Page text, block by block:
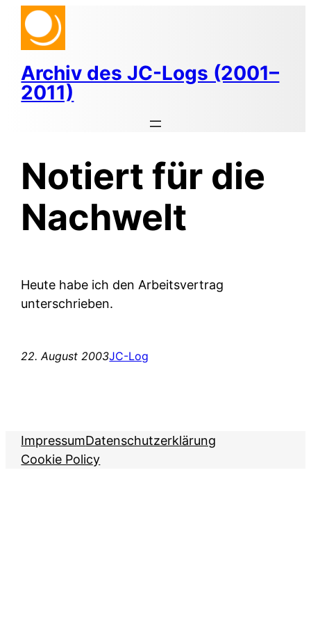
Zum
Inhalt
springen
Archiv des JC-Logs (2001–
2011)
Notiert für die
Nachwelt
Heute habe ich den Arbeitsvertrag
unterschrieben.
22. August 2003JC-Log
ImpressumDatenschutzerklärung
Cookie Policy